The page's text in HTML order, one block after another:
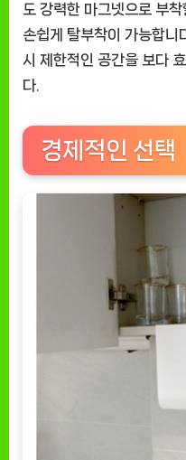
도 강력한 마그넷으로 부
손쉽게 탈부착이 가능합니
시 제한적인 공간을 보다
다.
경제적인 선택